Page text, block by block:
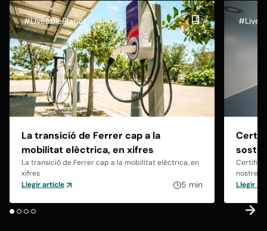
#LiveablePlanet
La transició de Ferrer cap a la
mobilitat elèctrica, en xifres
La transició de Ferrer cap a la mobilitat elèctrica, en
xifres
Llegir article
5 min
nostres
Llegir